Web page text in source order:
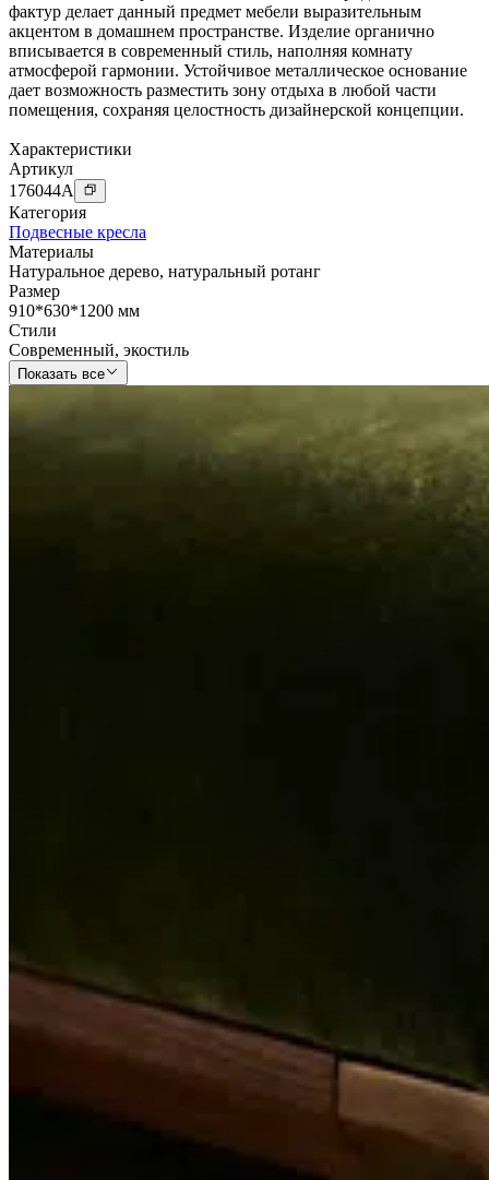
фактур делает данный предмет мебели выразительным
акцентом в домашнем пространстве. Изделие органично
вписывается в современный стиль, наполняя комнату
атмосферой гармонии. Устойчивое металлическое основание
дает возможность разместить зону отдыха в любой части
помещения, сохраняя целостность дизайнерской концепции.
Характеристики
Артикул
176044A
Категория
Подвесные кресла
Материалы
Натуральное дерево, натуральный ротанг
Размер
910*630*1200 мм
Стили
Современный, экостиль
Показать все